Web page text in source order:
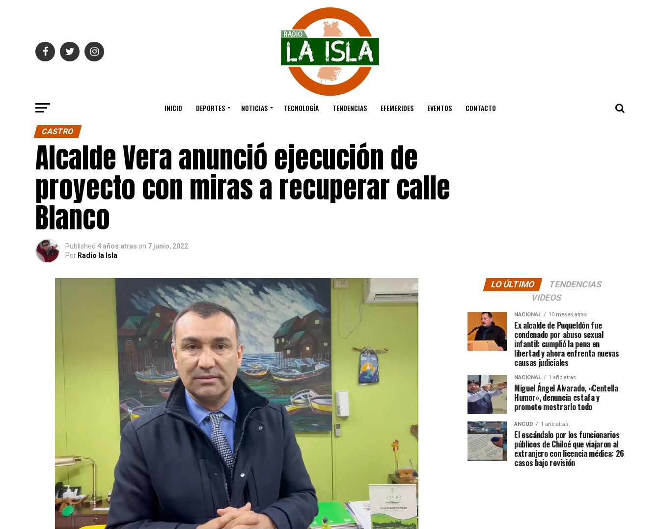
INICIO DEPORTES NOTICIAS TECNOLOGÍA TENDENCIAS EFEMERIDES EVENTOS CONTACTO
CASTRO
Alcalde Vera anunció ejecución de
proyecto con miras a recuperar calle
Blanco
Published 4 años atras on 7 junio, 2022
Por Radio la Isla
LO ÚLTIMO
TENDENCIAS
VIDEOS
NACIONAL 10 meses atras
Ex alcalde de Puqueldón fue
condenado por abuso sexual
infantil: cumplió la pena en
libertad y ahora enfrenta nuevas
causas judiciales
NACIONAL 1 año atras
Miguel Ángel Alvarado, «Centella
Humor», denuncia estafa y
promete mostrarlo todo
ANCUD 1 año atras
El escándalo por los funcionarios
públicos de Chiloé que viajaron al
extranjero con licencia médica: 26
casos bajo revisión